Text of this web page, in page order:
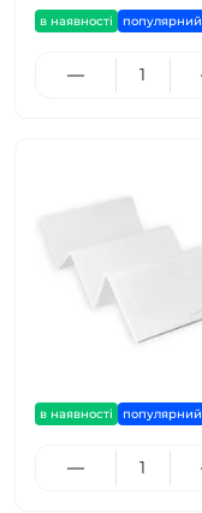
в наявності популярний
в наявності популярний